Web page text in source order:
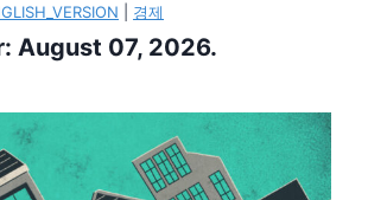
경제
August 07, 2026.